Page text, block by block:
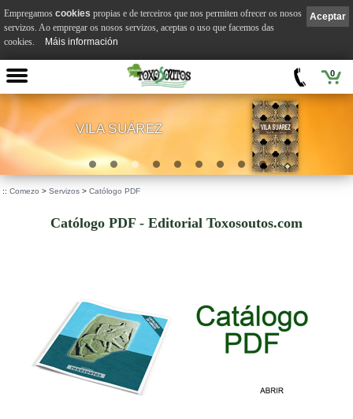
0
VILA SUÁREZ
:: Comezo > Servizos > Católogo PDF
Católogo PDF - Editorial Toxosoutos.com
Aceptar
Empregamos cookies propias e de terceiros que nos permiten ofrecer os nosos
servizos. Ao empregar os nosos servizos, aceptas o uso que facemos das
cookies.
Máis información